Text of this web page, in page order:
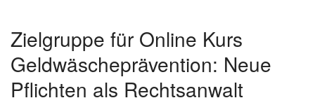
Zielgruppe für Online Kurs
Geldwäscheprävention: Neue
Pflichten als Rechtsanwalt